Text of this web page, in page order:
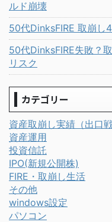
ルド崩壊
50代DinksFIRE 取崩し
50代DinksFIRE失敗？
リスク
カテゴリー
資産取崩し実績（出口戦
資産運用
投資信託
IPO(新規公開株)
FIRE・取崩し生活
その他
windows設定
パソコン